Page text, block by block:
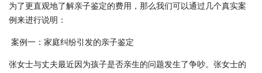
为了更直观地了解亲子鉴定的费用，那么我们可以通过几个真实案
例来进行说明：
案例一：家庭纠纷引发的亲子鉴定
张女士与丈夫最近因为孩子是否亲生的问题发生了争吵。张女士的